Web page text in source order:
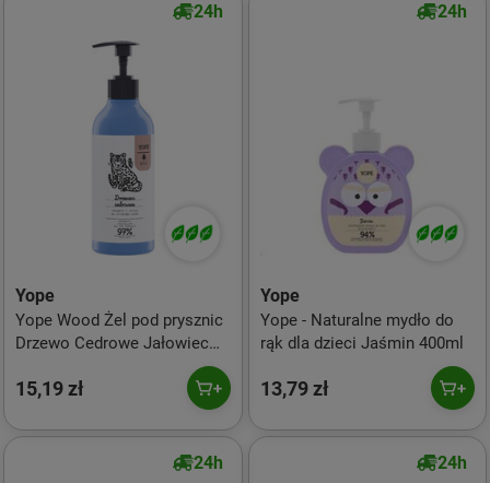
24h
Yope
Yope Wood Żel pod prysznic
Drzewo Cedrowe Jałowiec
15,19 zł
24h
Yope
Yope - Naturalne mydło do
rąk dla dzieci Jaśmin 400ml
13,79 zł
24h 24h